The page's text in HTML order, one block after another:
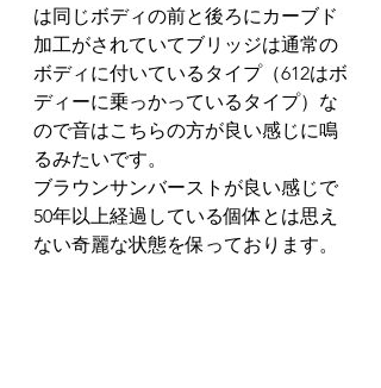
は同じボディの前と後ろにカーブド
加工がされていてブリッジは通常の
ボディに付いているタイプ（612はボ
ディーに乗っかっているタイプ）な
ので音はこちらの方が良い感じに鳴
るみたいです。
ブラウンサンバーストが良い感じで
50年以上経過している個体とは思え
ない奇麗な状態を保っております。